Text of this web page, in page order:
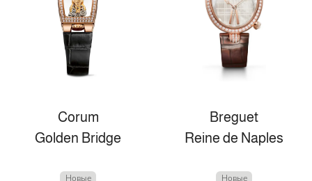
Corum
Golden Bridge
Новые
Breguet
Reine de Naples
Новые